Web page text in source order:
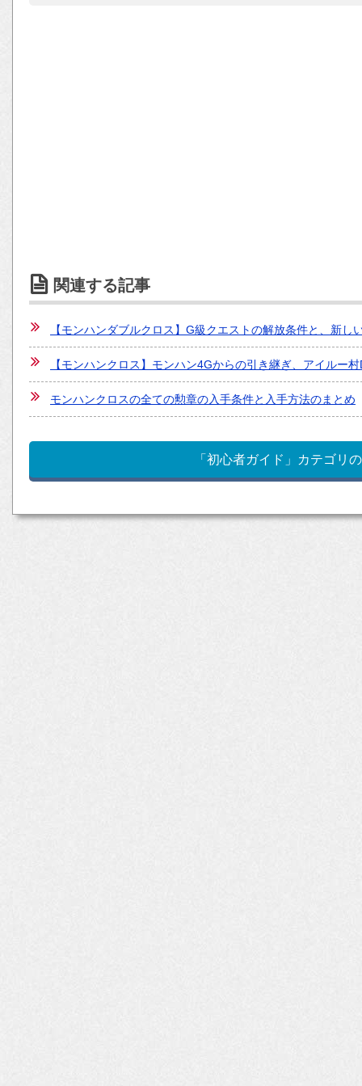
関連する記事
【モンハンダブルクロス】G級クエストの解放条件と、新し
【モンハンクロス】モンハン4Gからの引き継ぎ、アイルー
モンハンクロスの全ての勲章の入手条件と入手方法のまとめ
「初心者ガイド」カテゴリ